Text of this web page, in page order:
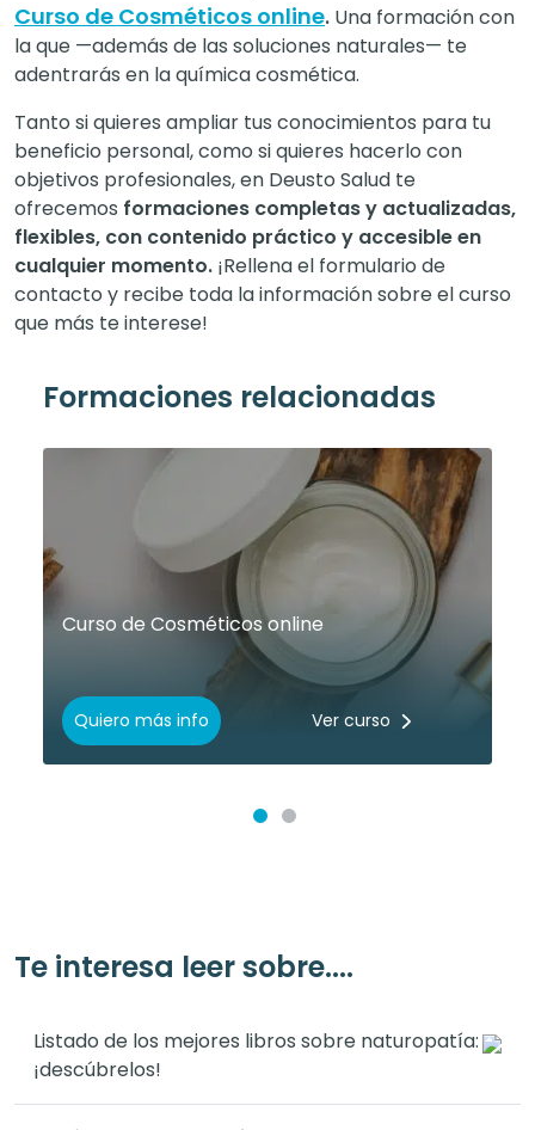
Curso de Cosméticos online. Una formación con
la que —además de las soluciones naturales— te
adentrarás en la química cosmética.
Tanto si quieres ampliar tus conocimientos para tu
beneficio personal, como si quieres hacerlo con
objetivos profesionales, en Deusto Salud te
ofrecemos formaciones completas y actualizadas,
flexibles, con contenido práctico y accesible en
cualquier momento. ¡Rellena el formulario de
contacto y recibe toda la información sobre el curso
que más te interese!
Formaciones relacionadas
Curso de Cosméticos online
Quiero más info Ver curso
Te interesa leer sobre....
Listado de los mejores libros sobre naturopatía:
¡descúbrelos!